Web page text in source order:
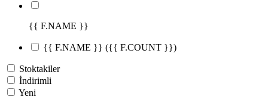
{{ F.NAME }}
{{ F.NAME }} ({{ F.COUNT }})
Stoktakiler
İndirimli
Yeni